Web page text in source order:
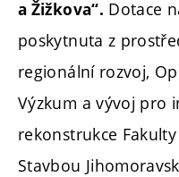
a Žižkova“. Dotace
poskytnuta z
regionální rozvoj,
Výzkum a vývoj pro
rekonstrukce
Stavbou